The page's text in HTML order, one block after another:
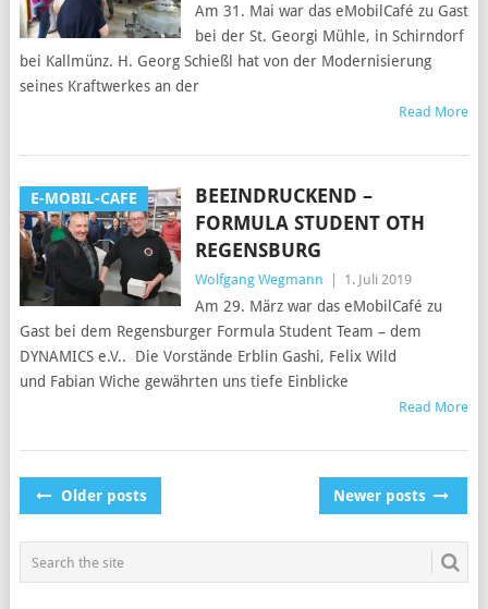
Am 31. Mai war das eMobilCafé zu Gast
bei der St. Georgi Mühle, in Schirndorf
bei Kallmünz. H. Georg Schießl hat von der Modernisierung
seines Kraftwerkes an der
Read More
E-MOBIL-CAFE
BEEINDRUCKEND –
FORMULA STUDENT OTH
REGENSBURG
Wolfgang Wegmann 1. Juli 2019
Am 29. März war das eMobilCafé zu
Gast bei dem Regensburger Formula Student Team – dem
DYNAMICS e.V.. Die Vorstände Erblin Gashi, Felix Wild
und Fabian Wiche gewährten uns tiefe Einblicke
Read More
POSTS
Older posts Newer posts